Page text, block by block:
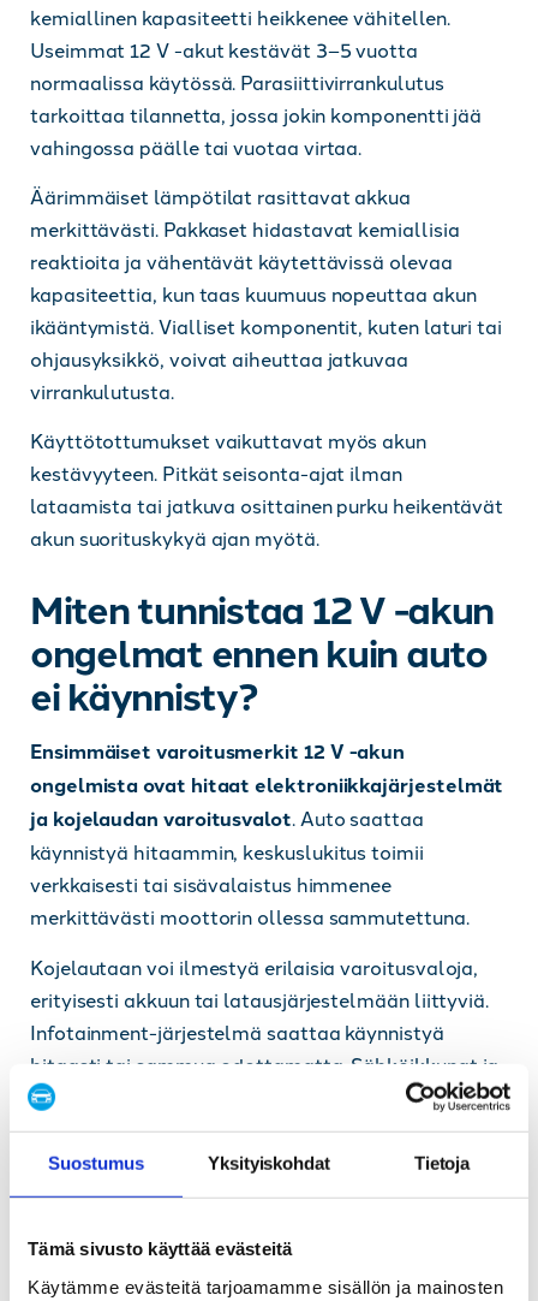
Suostumus Yksityiskohdat Tietoja
Tämä sivusto käyttää evästeitä
Käytämme evästeitä tarjoamamme sisällön ja mainosten
kemiallinen kapasiteetti heikkenee vähitellen.
Useimmat 12 V -akut kestävät 3–5 vuotta
normaalissa käytössä. Parasiittivirrankulutus
tarkoittaa tilannetta, jossa jokin komponentti jää
vahingossa päälle tai vuotaa virtaa.
Äärimmäiset lämpötilat rasittavat akkua
merkittävästi. Pakkaset hidastavat kemiallisia
reaktioita ja vähentävät käytettävissä olevaa
kapasiteettia, kun taas kuumuus nopeuttaa akun
ikääntymistä. Vialliset komponentit, kuten laturi tai
ohjausyksikkö, voivat aiheuttaa jatkuvaa
virrankulutusta.
Käyttötottumukset vaikuttavat myös akun
kestävyyteen. Pitkät seisonta-ajat ilman
lataamista tai jatkuva osittainen purku heikentävät
akun suorituskykyä ajan myötä.
Miten tunnistaa 12 V -akun
ongelmat ennen kuin auto
ei käynnisty?
Ensimmäiset varoitusmerkit 12 V -akun
ongelmista ovat hitaat elektroniikkajärjestelmät
ja kojelaudan varoitusvalot. Auto saattaa
käynnistyä hitaammin, keskuslukitus toimii
verkkaisesti tai sisävalaistus himmenee
merkittävästi moottorin ollessa sammutettuna.
Kojelautaan voi ilmestyä erilaisia varoitusvaloja,
erityisesti akkuun tai latausjärjestelmään liittyviä.
Infotainment-järjestelmä saattaa käynnistyä
hitaasti tai sammua odottamatta. Sähköikkunat ja
muut sähkötoiminnot voivat toimia tavallista
hitaammin.
Kylminä aamuina ongelmat korostuvat, sillä
virtaa kylmässä. Jos huomaat, että auto tarvitsee
useamman yrityksen käynnistyäkseen tai